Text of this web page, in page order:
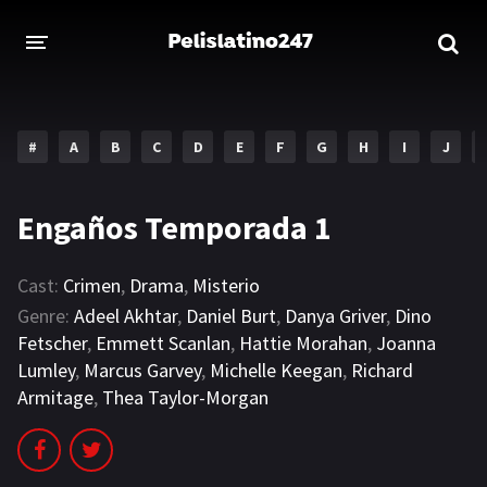
ESTRENOS 2023
Acción Aventura
Comedia
Drama Familia
DISNEY
HBO MAX
AMAZON PRIME
# A B C D E F G H I J
Engaños Temporada 1
Cast: Crimen, Drama, Misterio
Genre: Adeel Akhtar, Daniel Burt, Danya Griver, Dino
Fetscher, Emmett Scanlan, Hattie Morahan, Joanna
Lumley, Marcus Garvey, Michelle Keegan, Richard
Armitage, Thea Taylor-Morgan